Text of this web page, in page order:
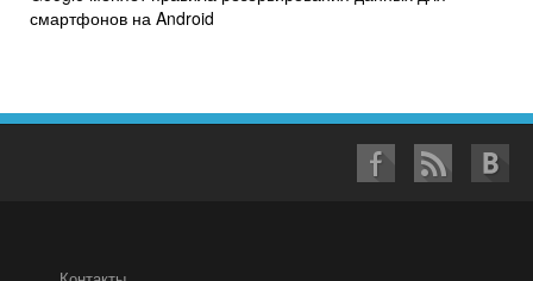
смартфонов на Android